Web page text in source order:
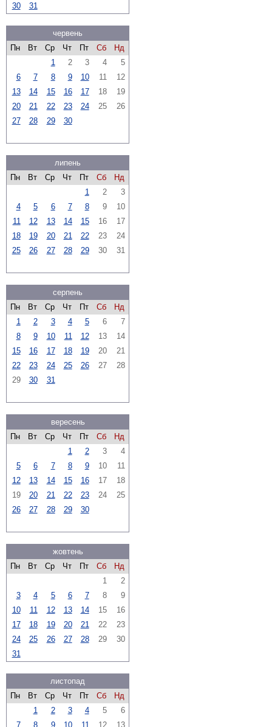
30
31
червень
Пн
Вт Ср Чт Пт Сб
Нд
1
2 3 4
5
6
7 8 9 10 11
12
13
14 15 16 17 18
19
20
21 22 23 24 25
26
27
28 29 30
липень
Пн
Вт Ср Чт Пт Сб
Нд
1
2
3
4
5 6 7 8 9
10
11
12 13 14 15 16
17
18
19 20 21 22 23
24
25
26 27 28 29 30 31
серпень
Пн
Вт Ср Чт Пт Сб
Нд
1
2 3 4 5 6
7
8
9 10 11 12 13
14
15
16 17 18 19 20
21
22
23 24 25 26 27
28
29
30 31
вересень
Пн
Вт Ср Чт Пт Сб
Нд
1
2 3
4
5
6 7 8 9 10
11
12
13 14 15 16 17
18
19
20 21 22 23 24
25
26
27 28 29 30
жовтень
Пн
Вт Ср Чт Пт Сб
Нд
1
2
3
4 5 6 7 8
9
10
11 12 13 14 15
16
17
18 19 20 21 22
23
24
25 26 27 28 29
30
31
листопад
Пн
Вт Ср Чт Пт Сб
Нд
1
2 3 4 5
6
7
8 9 10 11 12 13